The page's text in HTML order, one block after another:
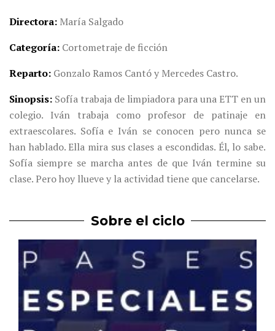
Directora María Salgado
Categoría Cortometraje de ficción
Reparto Gonzalo Ramos Cantó y Mercedes Castro.
Sinopsis Sofía trabaja de limpiadora para una ETT en un
colegio. Iván trabaja como profesor de patinaje en
extraescolares. Sofía e Iván se conocen pero nunca se
han hablado. Ella mira sus clases a escondidas. Él, lo sabe.
Sofía siempre se marcha antes de que Iván termine su
clase. Pero hoy llueve y la actividad tiene que cancelarse.
Sobre el ciclo